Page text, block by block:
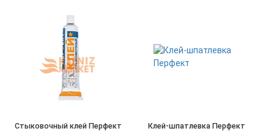
Стыковочный клей Перфект
Клей-шпатлевка Перфект